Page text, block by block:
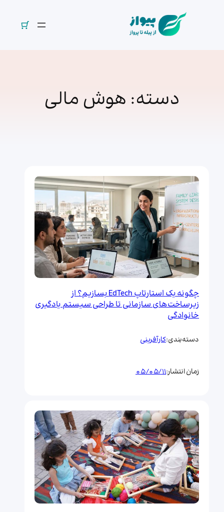
دسته: هوش مالی
چگونه یک استارتاپ EdTech بسازیم؟ از
زیرساخت‌های سازمانی تا طراحی سیستم یادگیری
خانوادگی
دسته‌بندی:کارآفرینی
زمان انتشار:05/05/11